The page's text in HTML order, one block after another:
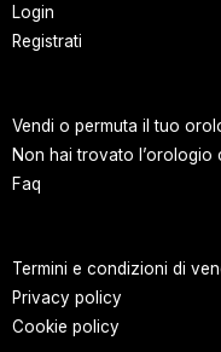
Login
Registrati
Vendi o permuta il tuo
Non hai trovato l’orologio
Faq
Termini e condizioni di
Privacy policy
Cookie policy